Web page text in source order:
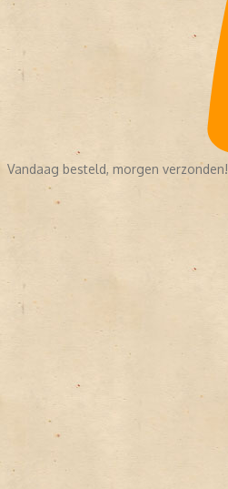
Vandaag besteld, morgen verzonden!